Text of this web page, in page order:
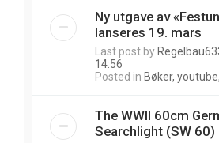
Ny utgave av
lanseres 19. mars
Last post by
14:56
Posted in Bøker,
The WWII 60cm
Searchlight (SW 60)